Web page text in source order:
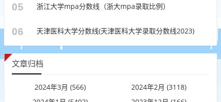
05 浙江大学mpa分数线（浙大mpa录取比例）
06 天津医科大学分数线(天津医科大学录取分数线2023)
文章归档
2024年3月 (566)
2024年2月 (3118)